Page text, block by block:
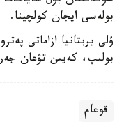
بولەسى ايجان كولچينا.
ۇلى بريتانيا ازاماتى
بولىپ، كەيىن تۋعان
قوعام